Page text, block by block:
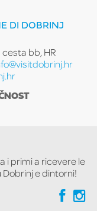
DI DOBRINJ
cesta bb, HR
i primi a ricevere le
e dintorni!